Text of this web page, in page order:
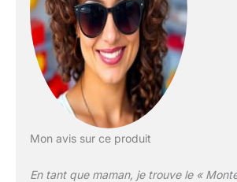
Mangohood a
manière
levier de
qui peut être
tout moment.
sécurité
de sécurité
Mon avis sur ce produit
En tant que maman, je trouve le «